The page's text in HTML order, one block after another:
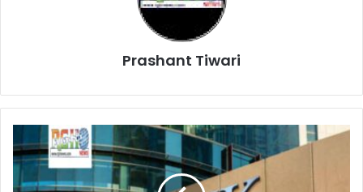
Prashant Tiwari
Interest
Rates
2026: